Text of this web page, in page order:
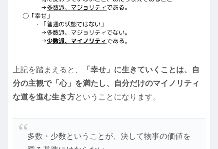
上記を踏まえると、
「幸せ」に生きていくことは、自
分の主観で「心」を満たし、自分だけのマイノリティ
な道を進む生き方ということになります。
多数・少数ということが、決して物事の価値を